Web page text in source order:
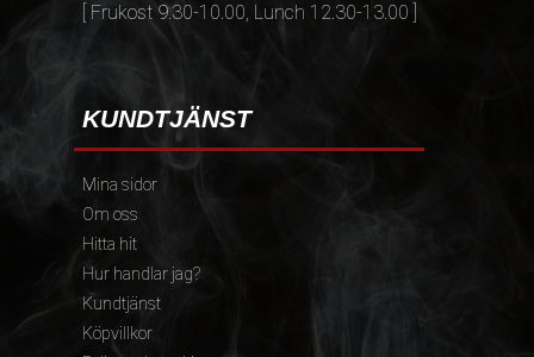
[ Frukost 9.30-10.00, Lunch 12.30-13.00 ]
KUNDTJÄNST
Mina sidor
Om oss
Hitta hit
Hur handlar jag?
Kundtjänst
Köpvillkor